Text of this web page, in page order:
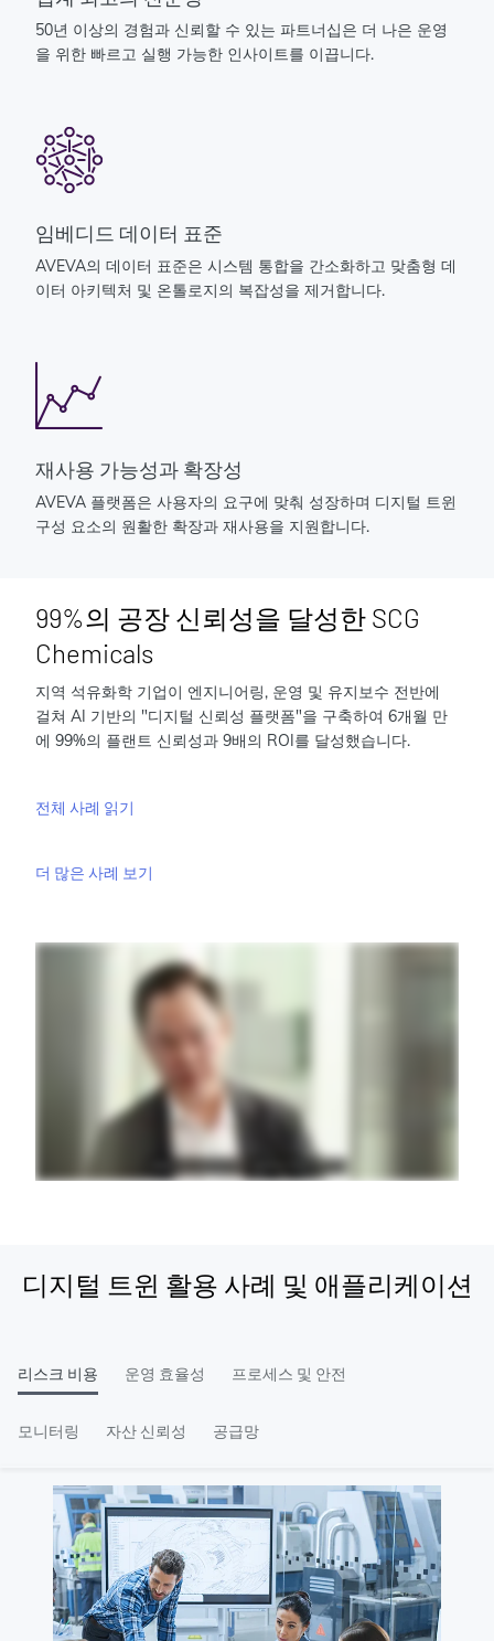
50년 이상의 경험과 신뢰할 수 있는 파트너십은 더 나은 운영
을 위한 빠르고 실행 가능한 인사이트를 이끕니다.
임베디드 데이터 표준
AVEVA의 데이터 표준은 시스템 통합을 간소화하고 맞춤형 데
이터 아키텍처 및 온톨로지의 복잡성을 제거합니다.
재사용 가능성과 확장성
AVEVA 플랫폼은 사용자의 요구에 맞춰 성장하며 디지털 트윈
구성 요소의 원활한 확장과 재사용을 지원합니다.
99%의 공장 신뢰성을 달성한 SCG
Chemicals
지역 석유화학 기업이 엔지니어링, 운영 및 유지보수 전반에
걸쳐 AI 기반의 "디지털 신뢰성 플랫폼"을 구축하여 6개월 만
에 99%의 플랜트 신뢰성과 9배의 ROI를 달성했습니다.
전체 사례 읽기
더 많은 사례 보기
디지털 트윈 활용 사례 및 애플리케이션
리스크 비용 운영 효율성 프로세스 및 안전
모니터링 자산 신뢰성 공급망